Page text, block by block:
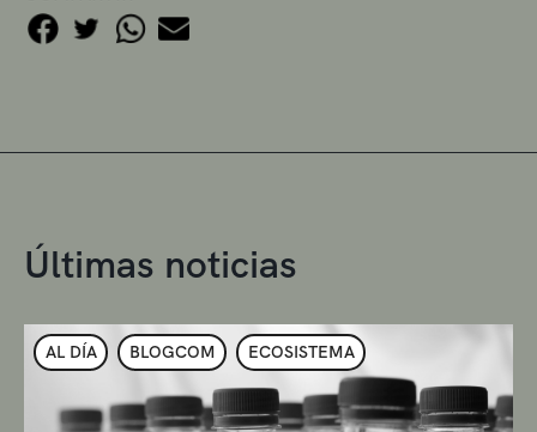
Últimas noticias
AL DÍA BLOGCOM ECOSISTEMA